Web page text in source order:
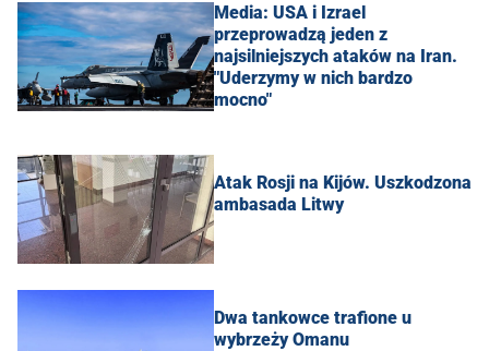
Media: USA i Izrael
przeprowadzą jeden z
najsilniejszych ataków na Iran.
"Uderzymy w nich bardzo
mocno"
Atak Rosji na Kijów. Uszkodzona
ambasada Litwy
Dwa tankowce trafione u
wybrzeży Omanu